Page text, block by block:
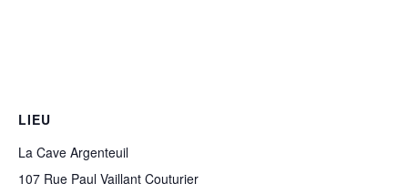
LIEU
La Cave Argenteuil
107 Rue Paul Vaillant Couturier